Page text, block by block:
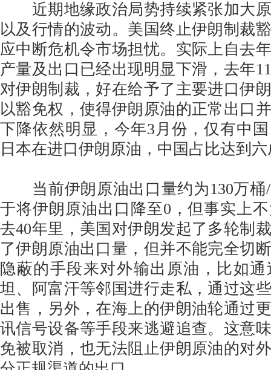
近期地缘政治局势持续紧张加大原
以及行情的波动。美国终止伊朗制裁
应中断危机令市场担忧。实际上自去
产量及出口已经出现明显下滑，去年
对伊朗制裁，好在给予了主要进口伊
以豁免权，使得伊朗原油的正常出口
下降依然明显，今年3月份，仅有中
日本在进口伊朗原油，中国占比达到
当前伊朗原油出口量约为130万桶/
于将伊朗原油出口降至0，但事实上
去40年里，美国对伊朗发起了多轮制
了伊朗原油出口量，但并不能完全切
隐蔽的手段来对外输出原油，比如
坦、阿富汗等邻国进行走私，通过这
出售，另外，在海上的伊朗油轮通过
讯信号设备等手段来逃避追查。这意
免被取消，也无法阻止伊朗原油的对